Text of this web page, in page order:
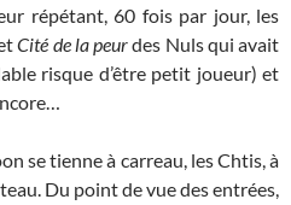
répétant, 60 fois par jour, les
Cité de la peurdes Nuls qui avait
risque d’être petit joueur) et
se tienne à carreau, les Chtis, à
Du point de vue des entrées,